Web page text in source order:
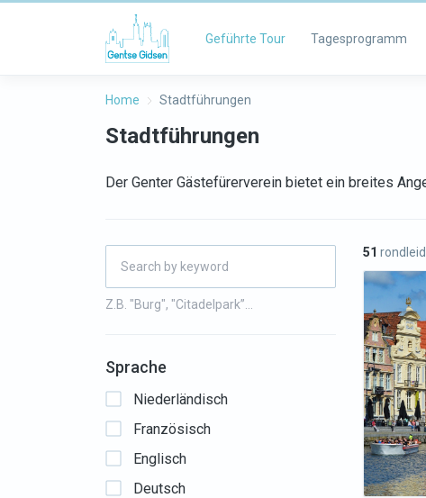
Geführte Tour Tagesprogramm
Home Stadtführungen
Stadtführungen
Der Genter Gästefürerverein bietet ein breites
Z.B. "Burg", "Citadelpark”…
Sprache
Niederländisch
Französisch
Englisch
Deutsch
51